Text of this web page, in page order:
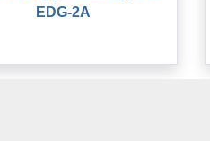
EDG-2A